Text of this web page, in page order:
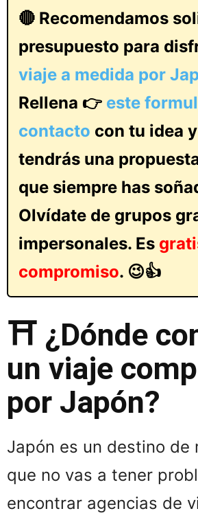
🔴 Recomendamos
presupuesto para
viaje a medida por
Rellena 👉 este
contacto con tu idea
tendrás una
que siempre has
Olvídate de grupos
impersonales. Es
compromiso. 😉👍
⛩️ ¿Dónde
un viaje
por Japón?
Japón es un destino de
que no vas a tener
encontrar agencias de